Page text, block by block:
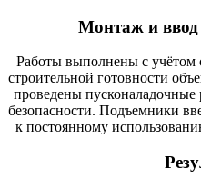
Монтаж и ввод
Работы выполнены с учётом
строительной готовности
проведены пусконаладочные
безопасности. Подъемники
к постоянному